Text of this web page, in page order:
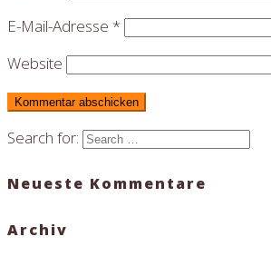
E-Mail-Adresse *
Website
Search for:
Neueste Kommentare
Archiv